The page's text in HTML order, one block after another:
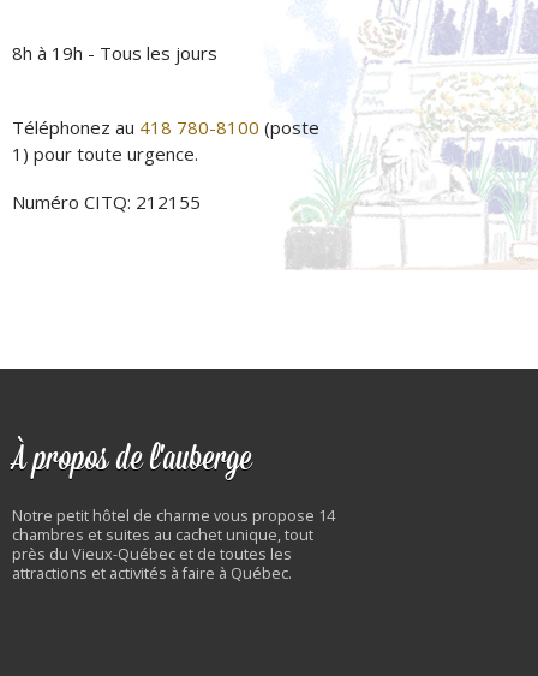
8h à 19h - Tous les jours
Téléphonez au 418 780-8100 (poste
1) pour toute urgence.
Numéro CITQ: 212155
À propos de l'auberge
Notre petit hôtel de charme vous propose 14
chambres et suites au cachet unique, tout
près du Vieux-Québec et de toutes les
attractions et activités à faire à Québec.